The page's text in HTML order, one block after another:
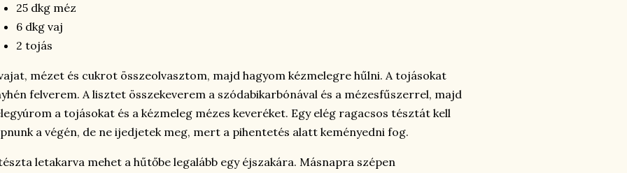
25 dkg méz
6 dkg vaj
2 tojás
mézet és cukrot összeolvasztom, majd hagyom kézmelegre hűlni. A tojásokat
felverem. A lisztet összekeverem a szódabikarbónával és a mézesfűszerrel, majd
a tojásokat és a kézmeleg mézes keveréket. Egy elég ragacsos tésztát kell
a végén, de ne ijedjetek meg, mert a pihentetés alatt keményedni fog.
letakarva mehet a hűtőbe legalább egy éjszakára. Másnapra szépen